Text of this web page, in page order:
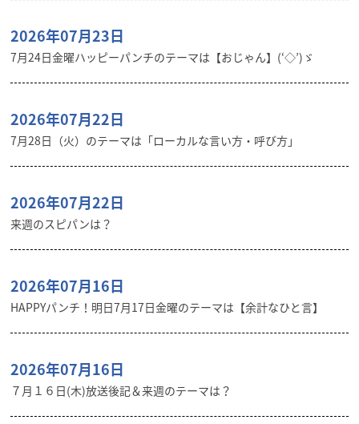
2026年07月23日
7月24日金曜ハッピーパンチのテーマは【おじゃん】(‘◇’)ゞ
2026年07月22日
7月28日（火）のテーマは「ローカルな言い方・呼び方」
2026年07月22日
来週のスピパンは？
2026年07月16日
HAPPYパンチ！明日7月17日金曜のテーマは【余計なひと言】
2026年07月16日
７月１６日(木)放送後記＆来週のテーマは？